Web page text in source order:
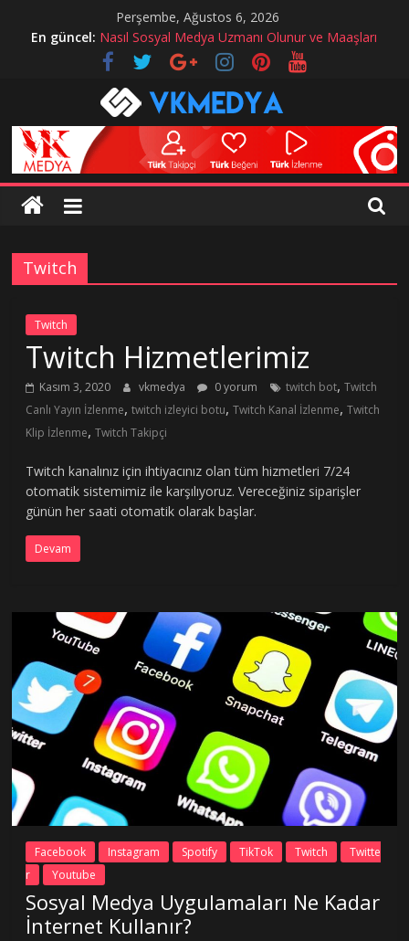
Perşembe, Ağustos 6, 2026
En güncel: Nasıl Sosyal Medya Uzmanı Olunur ve Maaşları
Instagram hesabım çalındı ne yapmalıyım?
instagram mavi tik alma
Twitch Hizmetlerimiz
Sosyal Medyada Reklam Nasıl Yapılır?
VKMedya
Blog
takipçi
hilesi,
beğeni
hilesi
Twitch
Twitch
Twitch Hizmetlerimiz
Kasım 3, 2020 vkmedya 0 yorum twitch bot,Twitch
Canlı Yayın İzlenme,twitch izleyici botu,Twitch Kanal İzlenme,Twitch
Klip İzlenme,Twitch Takipçi
Twitch kanalınız için ihtiyacınız olan tüm hizmetleri 7/24
otomatik sistemimiz ile karşılıyoruz. Vereceğiniz siparişler
günün her saati otomatik olarak başlar.
Devam
Facebook Instagram Spotify TikTok Twitch
Twitte
r
Youtube
Sosyal Medya Uygulamaları Ne Kadar
İnternet Kullanır?